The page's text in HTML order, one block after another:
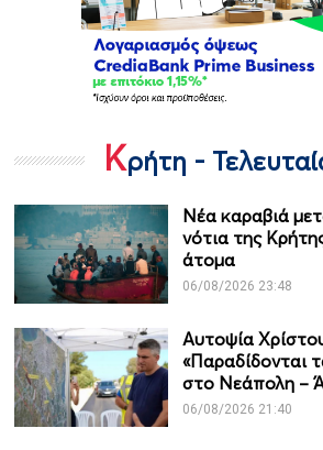
Κρήτη -
Νέα καραβιά
νότια της
άτομα
06/08/2026 23:48
Αυτοψία
«Παραδίδονται
στο Νεάπολη –
06/08/2026 21:40